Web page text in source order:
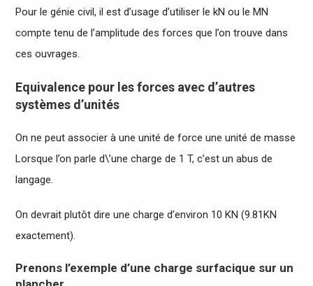
Pour le génie civil, il est d’usage d’utiliser le kN ou le MN
compte tenu de l’amplitude des forces que l’on trouve dans
ces ouvrages.
Equivalence pour les forces avec d’autres
systèmes d’unités
On ne peut associer à une unité de force une unité de masse
Lorsque l’on parle d\’une charge de 1 T, c’est un abus de
langage.
On devrait plutôt dire une charge d’environ 10 KN (9.81KN
exactement).
Prenons l’exemple d’une charge surfacique sur un